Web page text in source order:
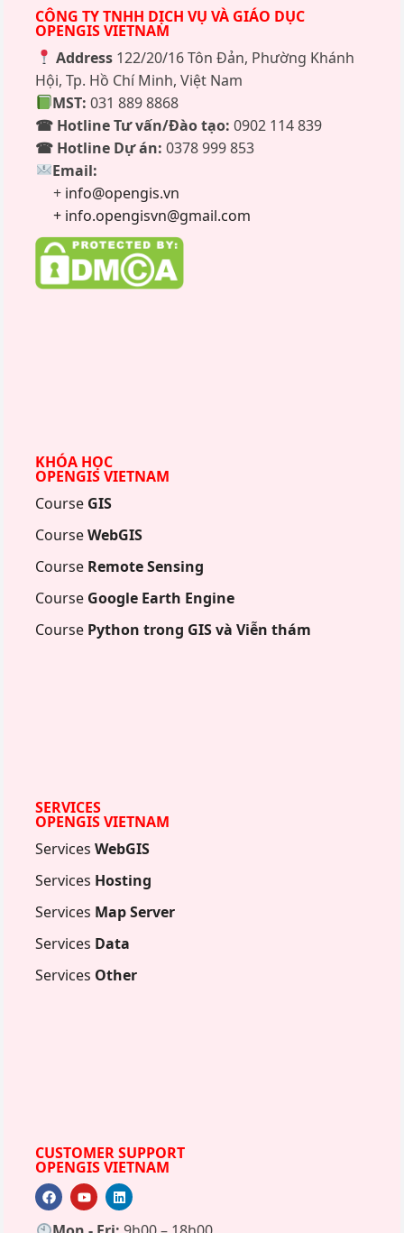
CÔNG TY TNHH DỊCH VỤ VÀ GIÁO DỤC
OPENGIS VIETNAM
Address122/20/16 Tôn Đản, Phường Khánh
Hội, Tp. Hồ Chí Minh, Việt Nam
MST: 031 889 8868
☎ Hotline Tư vấn/Đào tạo: 0902 114 839
☎ Hotline Dự án: 0378 999 853
Email:
+ info@opengis.vn
+ info.opengisvn@gmail.com
KHÓA HỌC
OPENGIS VIETNAM
Course GIS
CourseWebGIS
Course Remote Sensing
Course Google Earth Engine
Course Python trong GIS và Viễn thám
SERVICES
OPENGIS VIETNAM
ServicesWebGIS
Services Hosting
Services Map Server
Services Data
Services Other
CUSTOMER SUPPORT
OPENGIS VIETNAM